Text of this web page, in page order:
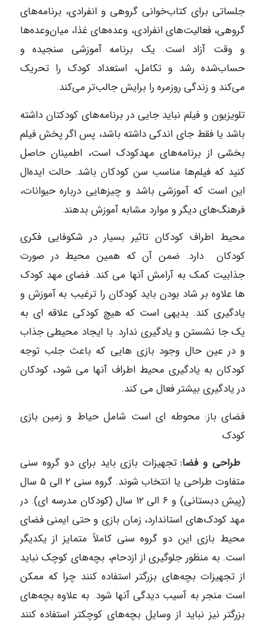
جلساتی برای کتاب‌خوانی گروهی و انفرادی، برنامه‌های
گروهی، ‌فعالیت‌های انفرادی، وعده‌های غذا، میان‌وعده‌ها
و وقت آزاد است. یک برنامه آموزشی سنجیده و
حساب‌شده رشد و تکامل، استعداد کودک را تحریک
می‌کند و زندگی روزمره را برایش جالب‌تر می‌کند.
تلویزیون و فیلم‌ نباید جایی در برنامه‌های کودکتان داشته
باشد یا فقط جای اندکی داشته باشد، پس اگر پخش فیلم
بخشی از برنامه‌های مهدکودک است، اطمینان حاصل
کنید که فیلم‌ها مناسب سن کودکان باشد. حالت ایده‌ال
این است که آموزشی باشد و چیزهایی درباره حیوانات،
فرهنگ‌های دیگر و موارد مشابه آموزش بدهند.
محیط اطراف کودکان تاثیر بسیار در شکوفایی فکری
کودکان دارد. ضمن آن که همین محیط در صورت
جذابیت کمک به آرامش آنها می کند. فضای مهد کودک
ها علاوه بر شاد بودن باید کودکان را ترغیب به آموزش و
یادگیری کند. بدیهی است که هیچ کودکی علاقه ای به
یک جا نشستن و یادگیری ندارد. با ایجاد محیطی جذاب
و در عین حال وجود بازی هایی که باعث جلب توجه
کودکان به یادگیری محیط اطراف آنها می شود، کودکان
در یادگیری بیشتر فعال می کند.
فضای باز: محوطه ای است شامل حیاط و زمین بازی
کودک
طراحی و فضا:‏ تجهیزات بازی باید برای دو گروه سنی
متفاوت طراحی یا انتخاب شوند. گروه سنی ۲ الی ۵ سال
(پیش دبستانی) و ۶ الی ۱۲ سال (کودکان مدرسه ای). در
مهد کودک‌های استاندارد، زمان بازی و حتی ایمنی فضای
محیط بازی این دو گروه سنی کاملاً متمایز از یکدیگر
است. به منظور جلوگیری از ازدحام، بچه‌های کوچک نباید
از تجهیزات بچه‌های بزرگتر استفاده کنند چرا که ممکن
است منجر به آسیب دیدگی آنها شود. به علاوه بچه‌های
بزرگتر نیز نباید از وسایل بچه‌های کوچکتر استفاده کنند